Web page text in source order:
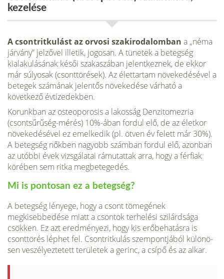
kezelése
A csontritkulást az orvosi szakiro­dalomban a „néma
járvány” jelzővel illetik, jogosan. A tünetek a beteg­ség
kialakulásának késői szakaszá­ban jelentkeznek, de ekkor
már sú­lyosak (csonttörések). Az élettar­tam növekedésével a
betegek szá­mának jelentős növekedése várható a
következő évtizedekben.
Korunk­ban az osteoporosis a lakosság Denzitomezria
(csontsűrűség-mérés) 10%-ában fordul elő, de az életkor
növekedésével ez emelkedik (pl. öt­ven év felett már 30%).
A betegség nőkben nagyobb számban fordul elő, azonban
az utóbbi évek vizsgálatai rámutattak arra, hogy a férfiak
körében sem ritka megbetegedés.
Mi is pontosan ez a betegség?
A betegség lényege, hogy a csont tömegének
megkisebbedése miatt a csontok terhelési szilárdsága
csökken. Ez azt eredményezi, hogy kis erő­behatásra is
csonttörés léphet fel. Csontritkulás szempontjából különö­
sen veszélyeztetett területek a gerinc, a csípő és az alkar.